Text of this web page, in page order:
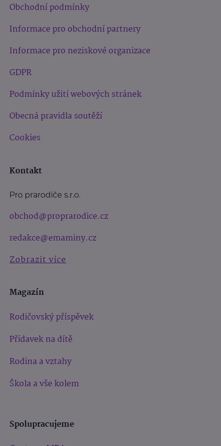
Obchodní podmínky
Informace pro obchodní partnery
Informace pro neziskové organizace
GDPR
Podmínky užití webových stránek
Obecná pravidla soutěží
Cookies
Kontakt
Pro prarodiče s.r.o.
obchod@proprarodice.cz
redakce@emaminy.cz
Zobrazit více
Magazín
Rodičovský příspěvek
Přídavek na dítě
Rodina a vztahy
Škola a vše kolem
Spolupracujeme